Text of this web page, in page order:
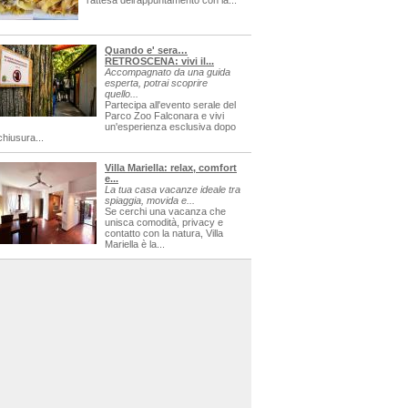
Quando e' sera…
RETROSCENA: vivi il...
Accompagnato da una guida
esperta, potrai scoprire
quello...
Partecipa all'evento serale del
Parco Zoo Falconara e vivi
un'esperienza esclusiva dopo
Villa Mariella: relax, comfort
e...
La tua casa vacanze ideale tra
spiaggia, movida e...
Se cerchi una vacanza che
unisca comodità, privacy e
contatto con la natura, Villa
Mariella è la...